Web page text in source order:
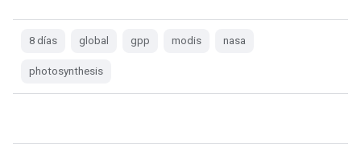
8 días global gpp modis nasa
photosynthesis